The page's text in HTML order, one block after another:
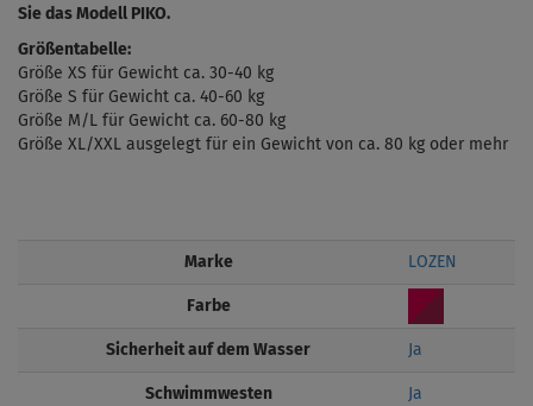
Sie das Modell PIKO.
Größentabelle:
Größe XS für Gewicht ca. 30-40 kg
Größe S für Gewicht ca. 40-60 kg
Größe M/L für Gewicht ca. 60-80 kg
Größe XL/XXL ausgelegt für ein Gewicht von ca. 80 kg oder mehr
Marke LOZEN
Farbe
Sicherheit auf dem Wasser Ja
Schwimmwesten Ja